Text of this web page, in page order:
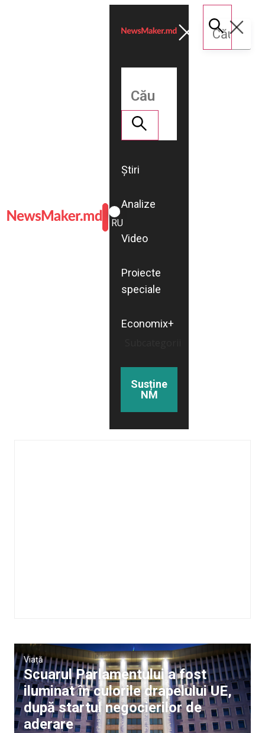
ROMÂNĂ
RU
Știri
Analize
Video
Proiecte
speciale
Economix+
Susține
NM
Viață
Scuarul Parlamentului a fost
iluminat în culorile drapelului UE,
după startul negocierilor de
aderare